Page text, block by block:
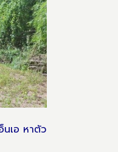
นเอ หาตัว